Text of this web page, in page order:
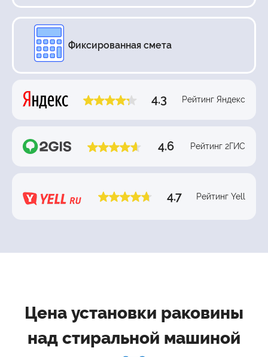
Фиксированная смета
4.3 Рейтинг Яндекс
4.6 Рейтинг 2ГИС
4.7 Рейтинг Yell
Цена установки раковины
над стиральной машиной